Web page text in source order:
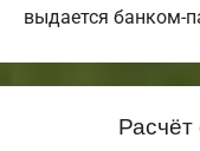
выдается банком-
Расчёт